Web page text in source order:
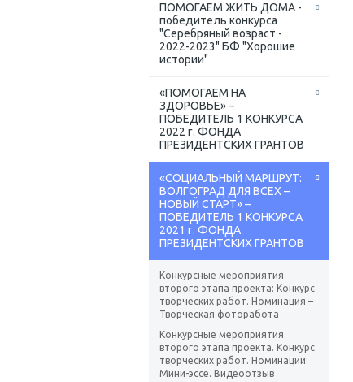
ПОМОГАЕМ ЖИТЬ ДОМА -
победитель конкурса
"Серебряный возраст -
2022-2023" БФ "Хорошие
истории"
«ПОМОГАЕМ НА
ЗДОРОВЬЕ» –
ПОБЕДИТЕЛЬ 1 КОНКУРСА
2022 г. ФОНДА
ПРЕЗИДЕНТСКИХ ГРАНТОВ
«СОЦИАЛЬНЫЙ МАРШРУТ:
ВОЛГОГРАД ДЛЯ ВСЕХ –
НОВЫЙ СТАРТ» –
ПОБЕДИТЕЛЬ 1 КОНКУРСА
2021 г. ФОНДА
ПРЕЗИДЕНТСКИХ ГРАНТОВ
Конкурсные мероприятия
второго этапа проекта: Конкурс
творческих работ. Номинация –
Творческая фоторабота
Конкурсные мероприятия
второго этапа проекта. Конкурс
творческих работ. Номинации:
Мини-эссе. Видеоотзыв